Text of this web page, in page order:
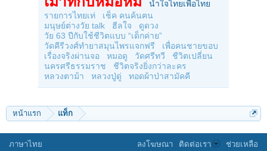
น้ำใจไทยเพื่อไทย
รายการไทยเท่
เช็ค คนค้นฅน
มนุษย์ต่างวัย talk
ฮีลใจ
ดูดวง
วัย 63 ปีกับใช้ชีวิตแบบ “เด็กค่าย”
วัดคีรีวงศ์ทำยาสมุนไพรแจกฟรี
เพื่อคนชายขอบ
เรื่องจริงผ่านจอ
หมอดู วัดศรีทวี
ชีวิตเปลี่ยน
นครศรีธรรมราช
ชีวิตจริงยิ่งกว่าละคร
หลวงตาม้า
หลวงปู่ดู่ ทอดผ้าป่าสามัคคี
หน้าแรก แท็ก
ภาษาไทย ลงโฆษณา ติดต่อเรา ช่วยเหลือ